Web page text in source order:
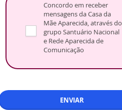
Concordo em receber
mensagens da Casa da
Mãe Aparecida, através do
grupo Santuário Nacional
e Rede Aparecida de
Comunicação
ENVIAR